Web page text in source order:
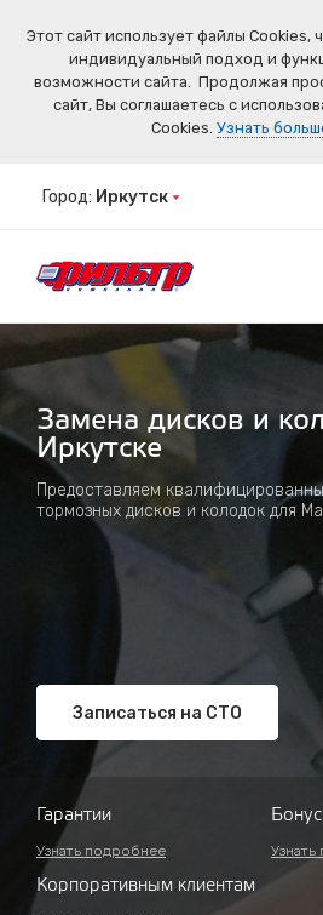
Этот сайт использует файлы Cookies,
индивидуальный подход и
возможности сайта. Продолжая
сайт, Вы соглашаетесь с
Cookies. Узнать
Город: Иркутск
Замена дисков и
Иркутске
Предоставляем
тормозных дисков и колодок для
Записаться на СТО
Гарантии
Узнать подробнее
Корпоративным клиентам